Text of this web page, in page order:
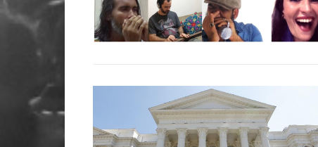
Clube de Patifes anuncia o